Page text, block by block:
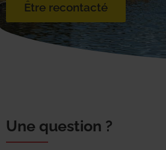
Être recontacté
Une question ?